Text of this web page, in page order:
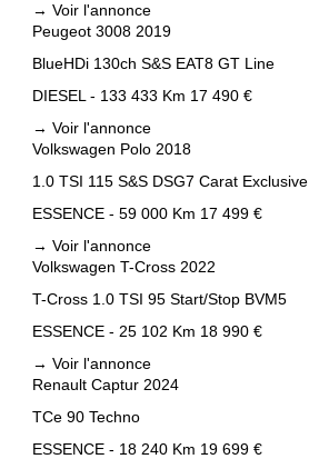
→ Voir l'annonce
Peugeot 3008 2019
BlueHDi 130ch S&S EAT8 GT Line
DIESEL - 133 433 Km 17 490 €
→ Voir l'annonce
Volkswagen Polo 2018
1.0 TSI 115 S&S DSG7 Carat Exclusive
ESSENCE - 59 000 Km 17 499 €
→ Voir l'annonce
Volkswagen T-Cross 2022
T-Cross 1.0 TSI 95 Start/Stop BVM5
ESSENCE - 25 102 Km 18 990 €
→ Voir l'annonce
Renault Captur 2024
TCe 90 Techno
ESSENCE - 18 240 Km 19 699 €